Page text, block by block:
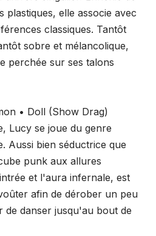
plastiques, elle associe avec
classiques. Tantôt
sobre et mélancolique,
perchée sur ses talons
• Doll (Show Drag)
Lucy se joue du genre
Aussi bien séductrice que
punk aux allures
et l'aura infernale, est
afin de dérober un peu
de danser jusqu'au bout de